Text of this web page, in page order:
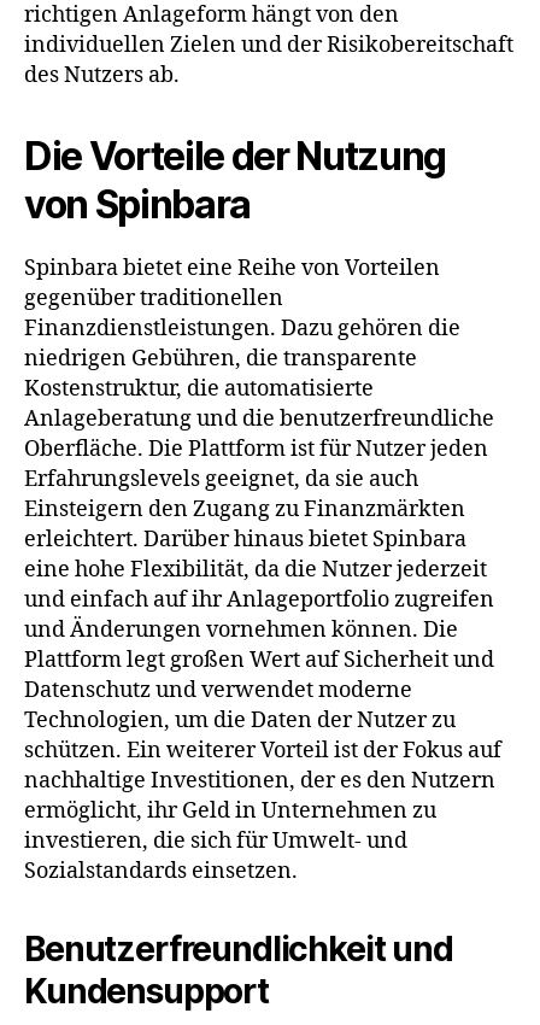
richtigen Anlageform hängt von den
individuellen Zielen und der Risikobereitschaft
des Nutzers ab.
Die Vorteile der Nutzung
von Spinbara
Spinbara bietet eine Reihe von Vorteilen
gegenüber traditionellen
Finanzdienstleistungen. Dazu gehören die
niedrigen Gebühren, die transparente
Kostenstruktur, die automatisierte
Anlageberatung und die benutzerfreundliche
Oberfläche. Die Plattform ist für Nutzer jeden
Erfahrungslevels geeignet, da sie auch
Einsteigern den Zugang zu Finanzmärkten
erleichtert. Darüber hinaus bietet Spinbara
eine hohe Flexibilität, da die Nutzer jederzeit
und einfach auf ihr Anlageportfolio zugreifen
und Änderungen vornehmen können. Die
Plattform legt großen Wert auf Sicherheit und
Datenschutz und verwendet moderne
Technologien, um die Daten der Nutzer zu
schützen. Ein weiterer Vorteil ist der Fokus auf
nachhaltige Investitionen, der es den Nutzern
ermöglicht, ihr Geld in Unternehmen zu
investieren, die sich für Umwelt- und
Sozialstandards einsetzen.
Benutzerfreundlichkeit und
Kundensupport